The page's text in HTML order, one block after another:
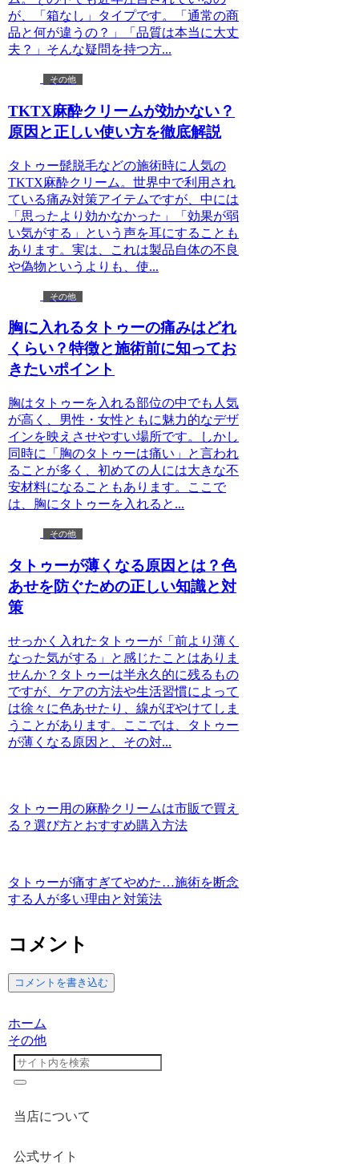
が、「箱なし」タイプです。「通常の商
品と何が違うの？」「品質は本当に大丈
夫？」そんな疑問を持つ方...
その他
TKTX麻酔クリームが効かない？
原因と正しい使い方を徹底解説
タトゥー髭脱毛などの施術時に人気の
TKTX麻酔クリーム。世界中で利用され
ている痛み対策アイテムですが、中には
「思ったより効かなかった」「効果が弱
い気がする」という声を耳にすることも
あります。実は、これは製品自体の不良
や偽物というよりも、使...
その他
胸に入れるタトゥーの痛みはどれ
くらい？特徴と施術前に知ってお
きたいポイント
胸はタトゥーを入れる部位の中でも人気
が高く、男性・女性ともに魅力的なデザ
インを映えさせやすい場所です。しかし
同時に「胸のタトゥーは痛い」と言われ
ることが多く、初めての人には大きな不
安材料になることもあります。ここで
は、胸にタトゥーを入れると...
その他
タトゥーが薄くなる原因とは？色
あせを防ぐための正しい知識と対
策
せっかく入れたタトゥーが「前より薄く
なった気がする」と感じたことはありま
せんか？タトゥーは半永久的に残るもの
ですが、ケアの方法や生活習慣によって
は徐々に色あせたり、線がぼやけてしま
うことがあります。ここでは、タトゥー
が薄くなる原因と、その対...
タトゥー用の麻酔クリームは市販で買え
る？選び方とおすすめ購入方法
タトゥーが痛すぎてやめた…施術を断念
する人が多い理由と対策法
コメント
コメントを書き込む
ホーム
その他
当店について
公式サイト